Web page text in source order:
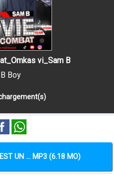
vi_Sam B
Boy
UN ... MP3 (6.18 MO)